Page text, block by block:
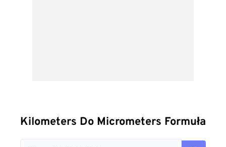
Kilometers Do Micrometers Formuła